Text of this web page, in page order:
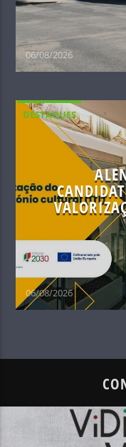
06/08/2026
DESTAQUES
06/08/2026